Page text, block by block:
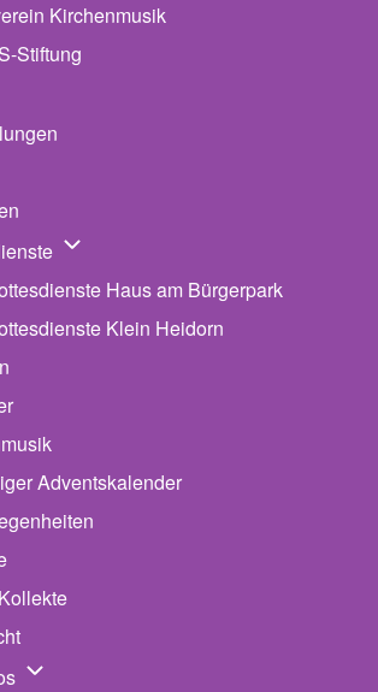
Kirchenmusik
Stiftung
von Termine
Unternavigation von Gottesdienste
Haus am Bürgerpark
Klein Heidorn
Adventskalender
Unternavigation von Texte und Infos